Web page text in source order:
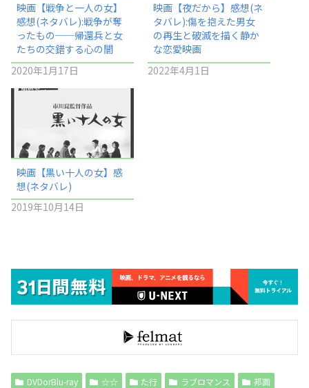
映画【戦争と一人の女】
感想(ネタバレ):戦争が奪
ったもの──帰還兵と女
たちの交錯する心の闇
2020年1月17日
映画【夜だから】感想(ネ
タバレ):傷を抱えた男女
の再生と破滅を描く静か
な恋愛映画
2022年4月1日
映画【黒い十人の女】感
想(ネタバレ)
2019年10月14日
DVDorBlu-ray ☆☆ た行 ラブロマンス 邦画